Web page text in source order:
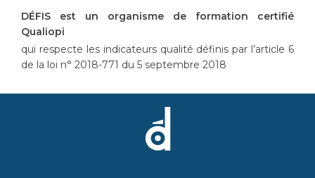
DÉFIS est un organisme de formation certifié
Qualiopi
qui respecte les indicateurs qualité définis par l’article 6
de la loi n° 2018-771 du 5 septembre 2018